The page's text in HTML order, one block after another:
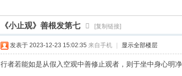
《小止观》善根发第七 [复制链接]
发表于 2023-12-23 15:02:35 来自手机 显示全部楼层
行者若能如是从假入空观中善修止观者，则于坐中身心明